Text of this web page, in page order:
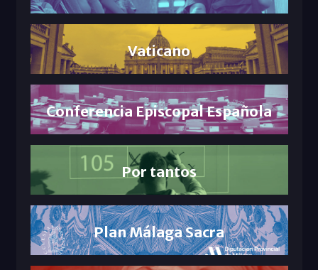
Vaticano
Conferencia Episcopal Española
Por tantos
Plan Málaga Sacra